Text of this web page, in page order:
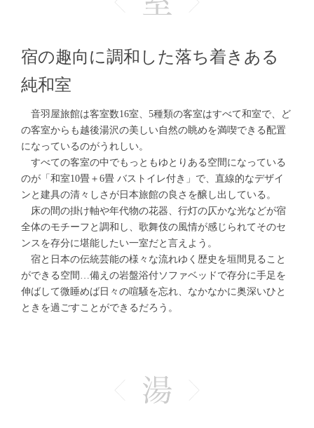
宿の趣向に調和した落ち着きある
純和室
音羽屋旅館は客室数16室、5種類の客室はすべて和室で、ど
の客室からも越後湯沢の美しい自然の眺めを満喫できる配置
になっているのがうれしい。
すべての客室の中でもっともゆとりある空間になっている
のが「和室10畳＋6畳 バストイレ付き」で、直線的なデザイ
ンと建具の清々しさが日本旅館の良さを醸し出している。
床の間の掛け軸や年代物の花器、行灯の仄かな光などが宿
全体のモチーフと調和し、歌舞伎の風情が感じられてそのセ
ンスを存分に堪能したい一室だと言えよう。
宿と日本の伝統芸能の様々な流れゆく歴史を垣間見ること
ができる空間…備えの岩盤浴付ソファベッドで存分に手足を
伸ばして微睡めば日々の喧騒を忘れ、なかなかに奥深いひと
ときを過ごすことができるだろう。